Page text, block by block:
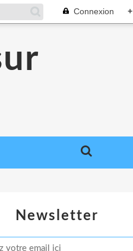
Connexion +
Newsletter